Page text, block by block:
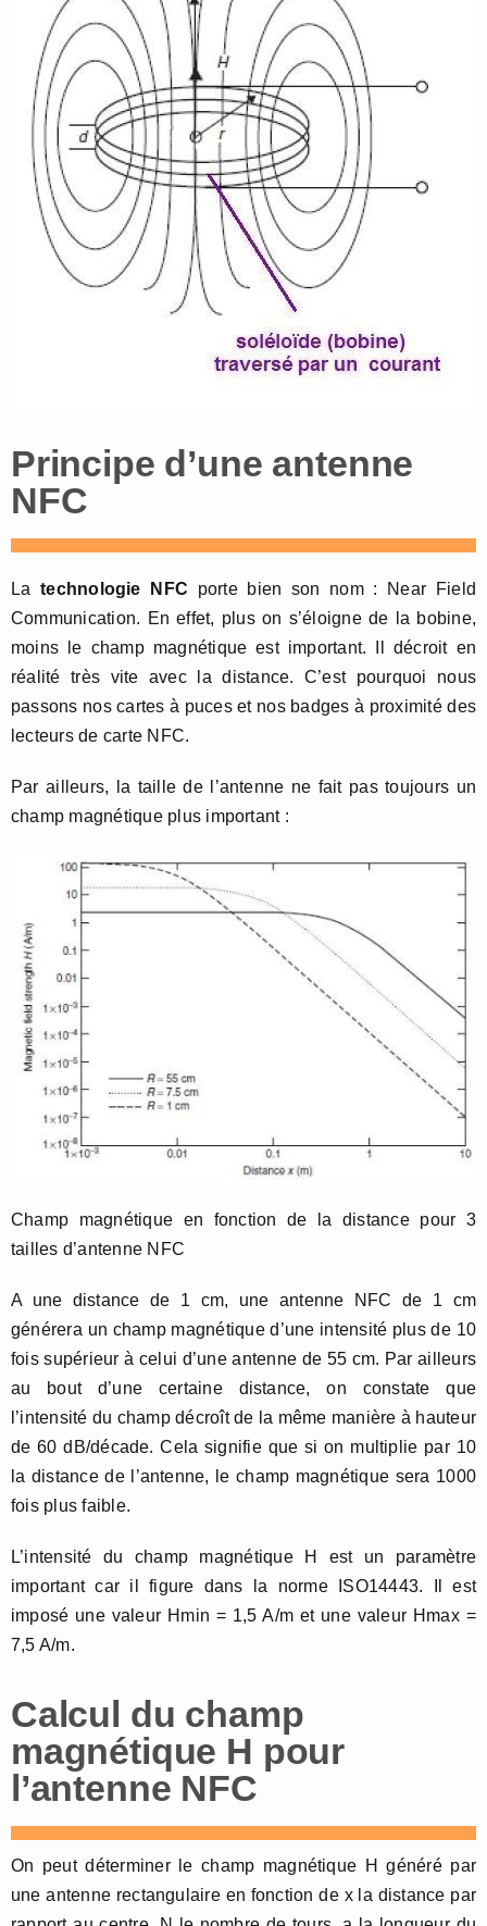
Principe d’une antenne
NFC
Latechnologie NFC porte bien son nom : Near Field
Communication. En effet, plus on s’éloigne de la bobine,
moins le champ magnétique est important. Il décroit en
réalité très vite avec la distance. C’est pourquoi nous
passons nos cartes à puces et nos badges à proximité des
lecteurs de carte NFC.
Par ailleurs, la taille de l’antenne ne fait pas toujours un
champ magnétique plus important :
Champ magnétique en fonction de la distance pour 3
tailles d’antenne NFC
A une distance de 1 cm, une antenne NFC de 1 cm
générera un champ magnétique d’une intensité plus de 10
fois supérieur à celui d’une antenne de 55 cm. Par ailleurs
au bout d’une certaine distance, on constate que
l’intensité du champ décroît de la même manière à hauteur
de 60 dB/décade. Cela signifie que si on multiplie par 10
la distance de l’antenne, le champ magnétique sera 1000
fois plus faible.
L’intensité du champ magnétique H est un paramètre
important car il figure dans la norme ISO14443. Il est
imposé une valeur Hmin = 1,5 A/m et une valeur Hmax =
7,5 A/m.
Calcul du champ
magnétique H pour
l’antenne NFC
On peut déterminer le champ magnétique H généré par
une antenne rectangulaire en fonction de x la distance par